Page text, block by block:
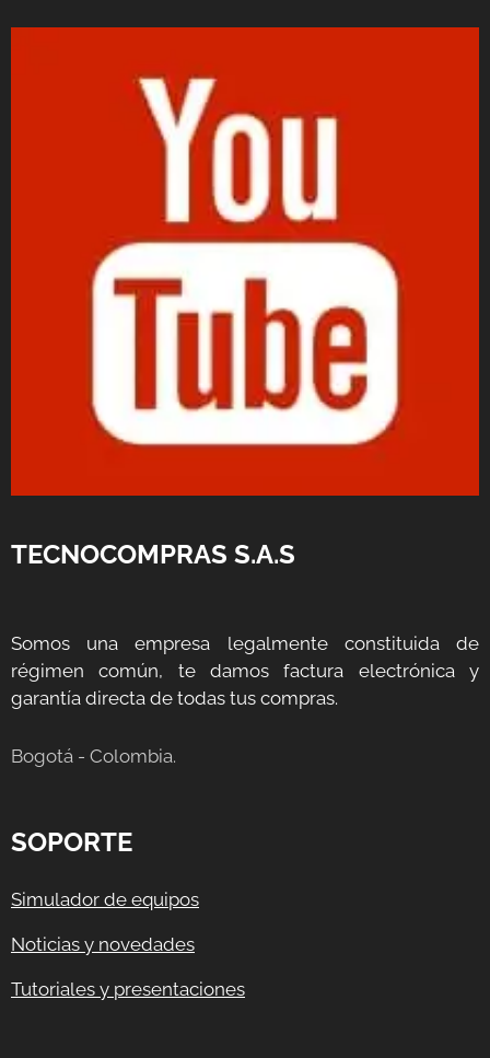
TECNOCOMPRAS S.A.S
Somos una empresa legalmente constituida de
régimen común, te damos factura electrónica y
garantía directa de todas tus compras.
Bogotá - Colombia.
SOPORTE
Simulador de equipos
Noticias y novedades
Tutoriales y presentaciones